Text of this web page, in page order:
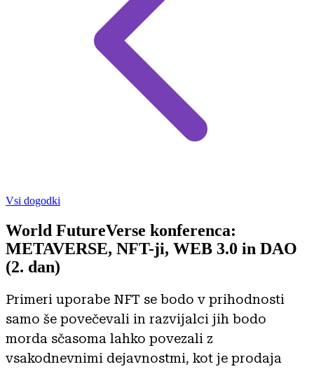
Vsi dogodki
World FutureVerse konferenca:
METAVERSE, NFT-ji, WEB 3.0 in DAO
(2. dan)
Primeri uporabe NFT se bodo v prihodnosti
samo še povečevali in razvijalci jih bodo
morda sčasoma lahko povezali z
vsakodnevnimi dejavnostmi, kot je prodaja